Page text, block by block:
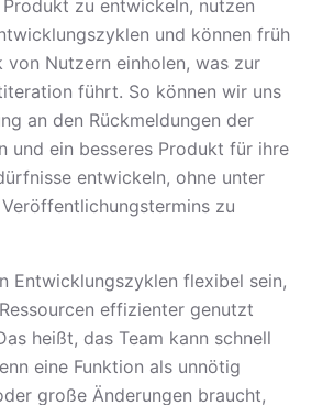
zu entwickeln, nutzen
und können früh
von Nutzern einholen, was zur
führt. So können wir uns
an den Rückmeldungen der
und ein besseres Produkt für ihre
entwickeln, ohne unter
zu
Entwicklungszyklen flexibel sein,
effizienter genutzt
heißt, das Team kann schnell
eine Funktion als unnötig
große Änderungen braucht,